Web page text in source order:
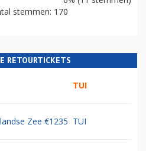
stemmen: 170
RETOURTICKETS
TUI
Zee €1235 TUI